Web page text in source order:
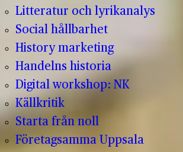
Litteratur och lyrikanalys
Social hållbarhet
History marketing
Handelns historia
Digital workshop: NK
Källkritik
Starta från noll
Företagsamma Uppsala